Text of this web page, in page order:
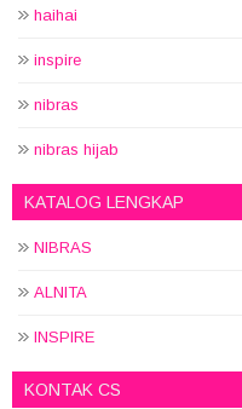
haihai
inspire
nibras
nibras hijab
KATALOG LENGKAP
NIBRAS
ALNITA
INSPIRE
KONTAK CS